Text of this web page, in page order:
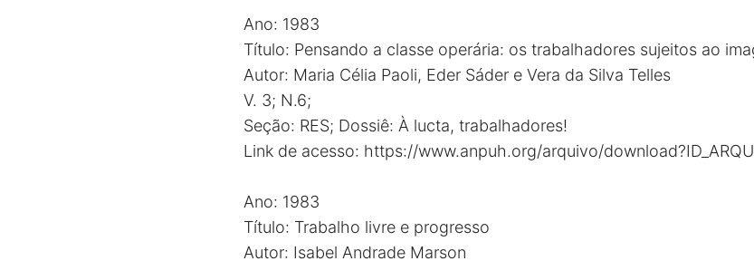
Ano: 1983
Título: Pensando a classe operária: os trabalhadores sujeitos ao
Autor: Maria Célia Paoli, Eder Sáder e Vera da Silva Telles
V. 3; N.6;
Seção: RES; Dossiê: À lucta, trabalhadores!
Link de acesso: https://www.anpuh.org/arquivo/
Ano: 1983
Título: Trabalho livre e progresso
Autor: Isabel Andrade Marson